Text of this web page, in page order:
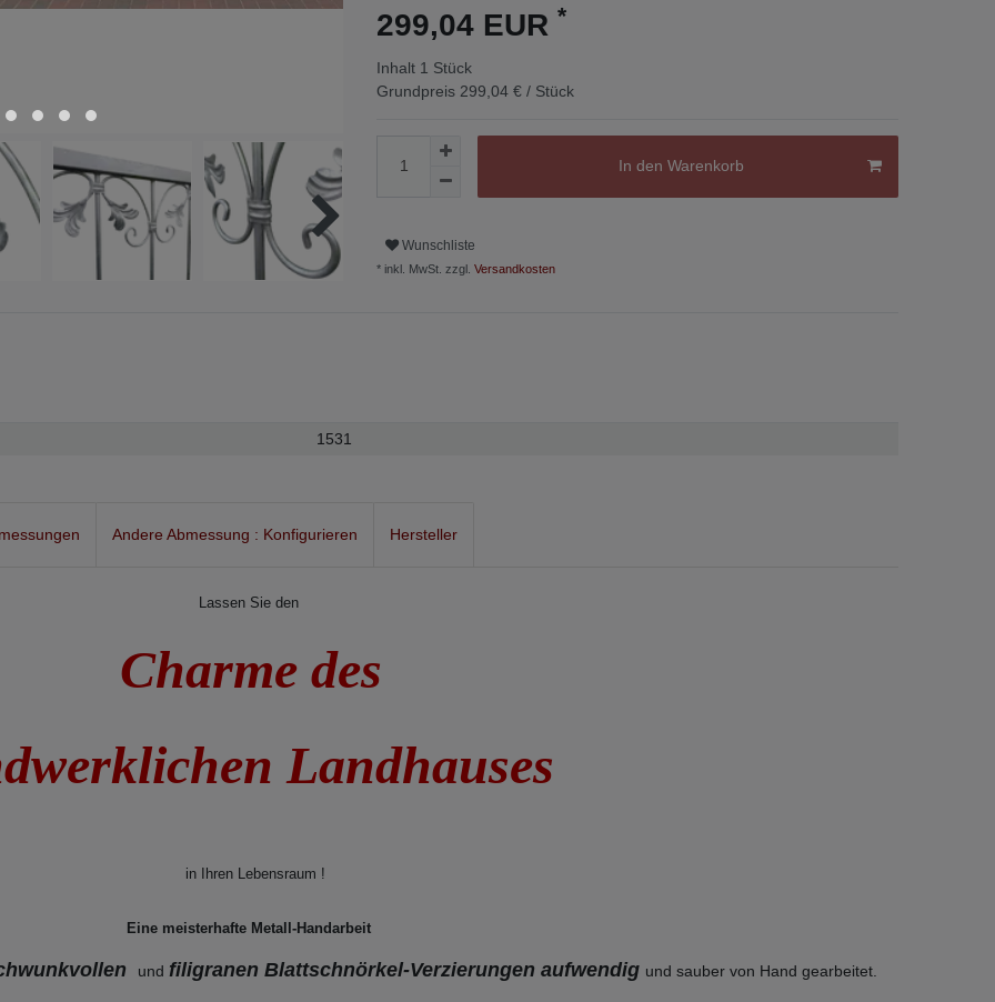
299,04 EUR *
Inhalt 1 Stück
Grundpreis 299,04 € / Stück
In den Warenkorb
Wunschliste
* inkl. MwSt. zzgl. Versandkosten
1531
Andere Abmessung : Konfigurieren Hersteller
Lassen Sie den
Charme des
Landhauses
in Ihren Lebensraum !
Eine meisterhafte Metall-Handarbeit
und filigranen Blattschnörkel-Verzierungen aufwendig und sauber von Hand gearbeitet.